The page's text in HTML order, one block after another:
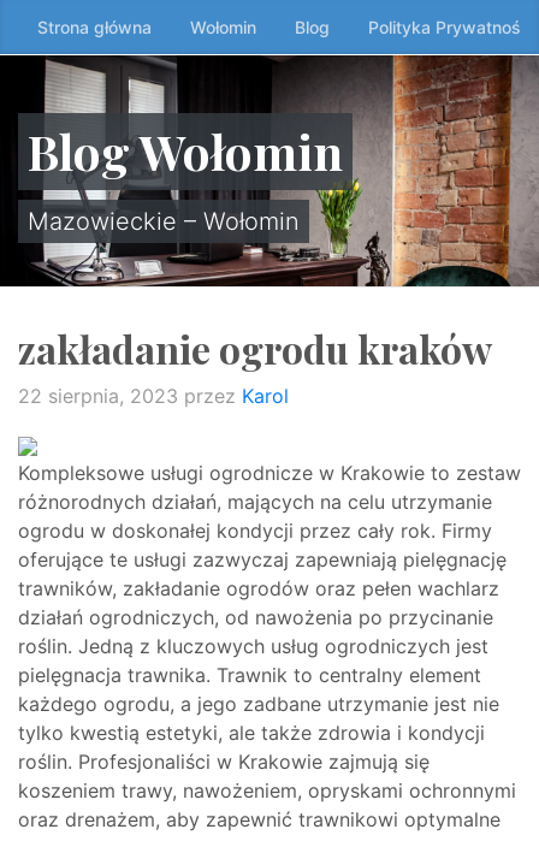
Przeskocz
do
treści
↷
Strona główna Wołomin Blog Polityka Prywatności
Blog Wołomin
Mazowieckie – Wołomin
zakładanie ogrodu kraków
22 sierpnia, 2023 przez Karol
Kompleksowe usługi ogrodnicze w Krakowie to zestaw
różnorodnych działań, mających na celu utrzymanie
ogrodu w doskonałej kondycji przez cały rok. Firmy
oferujące te usługi zazwyczaj zapewniają pielęgnację
trawników, zakładanie ogrodów oraz pełen wachlarz
działań ogrodniczych, od nawożenia po przycinanie
roślin. Jedną z kluczowych usług ogrodniczych jest
pielęgnacja trawnika. Trawnik to centralny element
każdego ogrodu, a jego zadbane utrzymanie jest nie
tylko kwestią estetyki, ale także zdrowia i kondycji
roślin. Profesjonaliści w Krakowie zajmują się
koszeniem trawy, nawożeniem, opryskami ochronnymi
oraz drenażem, aby zapewnić trawnikowi optymalne